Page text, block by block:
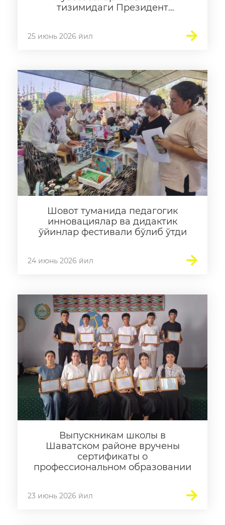
тизимидаги Президент
босқичи бошланди
25 июнь 2026 йил
Шовот туманида педагогик
инновациялар ва дидактик
ўйинлар фестивали бўлиб ўтди
24 июнь 2026 йил
Выпускникам школы в
Шаватском районе вручены
сертификаты о
профессиональном образовании
23 июнь 2026 йил